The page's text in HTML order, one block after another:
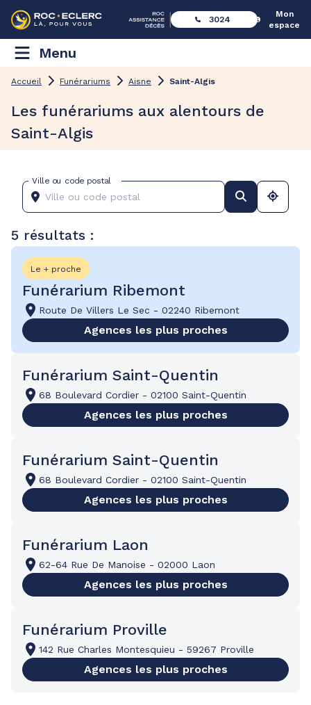
3024
Mon
espace
Menu
Accueil Funérariums Aisne Saint-Algis
Les funérariums aux alentours de
Saint-Algis
Ville ou code postal
5 résultats :
Le + proche
Funérarium Ribemont
Route De Villers Le Sec - 02240 Ribemont
Agences les plus proches
Funérarium Saint-Quentin
68 Boulevard Cordier - 02100 Saint-Quentin
Agences les plus proches
Funérarium Saint-Quentin
68 Boulevard Cordier - 02100 Saint-Quentin
Agences les plus proches
Funérarium Laon
62-64 Rue De Manoise - 02000 Laon
Agences les plus proches
Funérarium Proville
142 Rue Charles Montesquieu - 59267 Proville
Agences les plus proches